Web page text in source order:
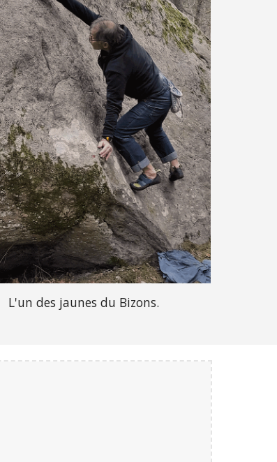
L'un des jaunes du Bizons.